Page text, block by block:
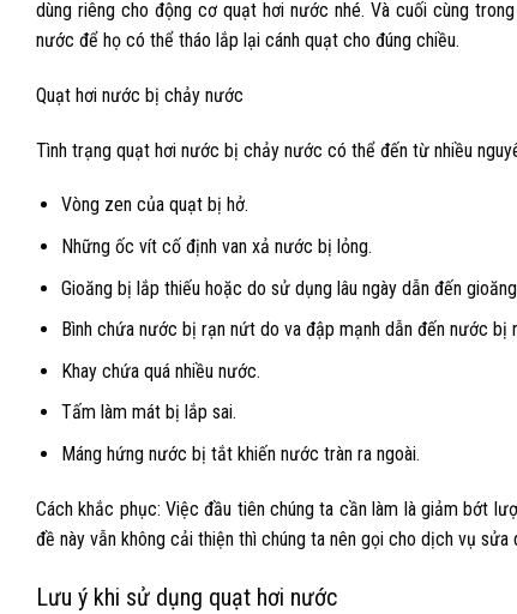
dùng riêng cho động cơ quạt hơi nước nhé. Và cuối cùng
nước để họ có thể tháo lắp lại cánh quạt cho đúng chiều.
Quạt hơi nước bị chảy nước
Tình trạng quạt hơi nước bị chảy nước có thể đến từ nhiều
Vòng zen của quạt bị hở.
Những ốc vít cố định van xả nước bị lỏng.
Gioăng bị lắp thiếu hoặc do sử dụng lâu ngày dẫn đến
Bình chứa nước bị rạn nứt do va đập mạnh dẫn đến nước bị
Khay chứa quá nhiều nước.
Tấm làm mát bị lắp sai.
Máng hứng nước bị tắt khiến nước tràn ra ngoài.
Cách khắc phục: Việc đầu tiên chúng ta cần làm là giảm bớt
đề này vẫn không cải thiện thì chúng ta nên gọi cho dịch vụ sửa
Lưu ý khi sử dụng quạt hơi nước